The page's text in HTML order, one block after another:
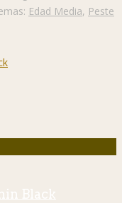
Edad Media, Peste
Black